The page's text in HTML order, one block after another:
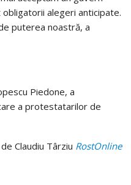
obligatorii alegeri anticipate.
puterea noastră, a
Piedone, a
a protestatarilor de
de Claudiu Târziu RostOnline